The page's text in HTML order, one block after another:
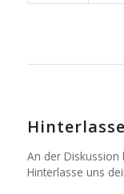
An der Diskussion
Hinterlasse uns